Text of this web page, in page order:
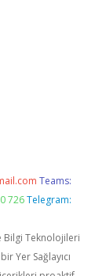
Teams:
726 Telegram:
Bilgi Teknolojileri
Yer Sağlayıcı